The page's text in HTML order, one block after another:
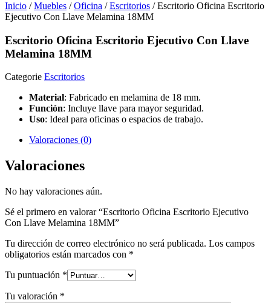
Inicio /Muebles /Oficina /Escritorios / Escritorio Oficina Escritorio
Ejecutivo Con Llave Melamina 18MM
Escritorio Oficina Escritorio Ejecutivo Con Llave
Melamina 18MM
Categorie Escritorios
Material: Fabricado en melamina de 18 mm.
Función: Incluye llave para mayor seguridad.
Uso: Ideal para oficinas o espacios de trabajo.
Valoraciones (0)
Valoraciones
No hay valoraciones aún.
Sé el primero en valorar “Escritorio Oficina Escritorio Ejecutivo
Con Llave Melamina 18MM”
Tu dirección de correo electrónico no será publicada. Los campos
obligatorios están marcados con *
Tu puntuación *
Tu valoración *